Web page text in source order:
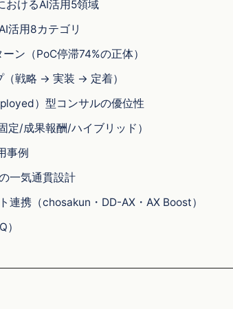
おけるAI活用5領域
活用8カテゴリ
ン（PoC停滞74%の正体）
（戦略 → 実装 → 定着）
）型コンサルの優位性
定/成果報酬/ハイブリッド）
事例
一気通貫設計
連携（chosakun・DD-AX・AX Boost）